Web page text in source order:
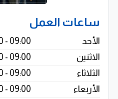
ساعات العمل
الأحد
09:00 - 17:00
الاثنين
09:00 - 17:00
الثلاثاء
09:00 - 17:00
الأربعاء
09:00 - 17:00